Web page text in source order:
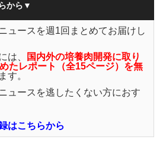
から▼
ュースを週1回まとめてお届けし
は、
国内外の培養肉開発に取り
たレポート（全15ページ）を無
す。
ュースを逃したくない方におす
はこちらから